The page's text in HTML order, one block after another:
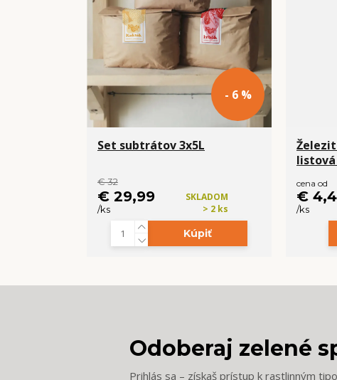
- 6 %
Set subtrátov 3x5L
€ 32
€ 29,99
/ks
SKLADOM
> 2 ks
Kúpiť
cena od
€
/ks
Odoberaj zelené
Prihlás sa – získaš prístup k rastlinným